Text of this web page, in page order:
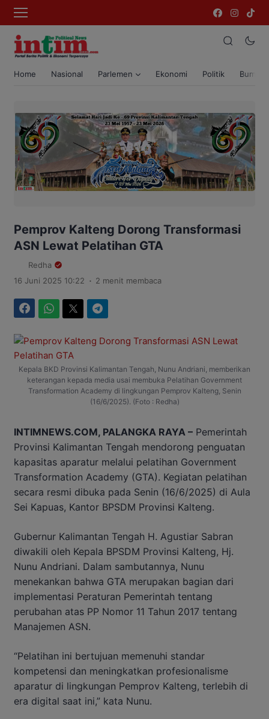
Home Nasional Parlemen Ekonomi Politik Bumi
Pemprov Kalteng Dorong Transformasi
ASN Lewat Pelatihan GTA
Redha
16 Juni 2025 10:22 . 2 menit membaca
Kepala BKD Provinsi Kalimantan Tengah, Nunu Andriani, memberikan
keterangan kepada media usai membuka Pelatihan Government
Transformation Academy di lingkungan Pemprov Kalteng, Senin
(16/6/2025). (Foto : Redha)
INTIMNEWS.COM, PALANGKA RAYA – Pemerintah
Provinsi Kalimantan Tengah mendorong penguatan
kapasitas aparatur melalui pelatihan Government
Transformation Academy (GTA). Kegiatan pelatihan
secara resmi dibuka pada Senin (16/6/2025) di Aula
Sei Kapuas, Kantor BPSDM Provinsi Kalteng.
Gubernur Kalimantan Tengah H. Agustiar Sabran
diwakili oleh Kepala BPSDM Provinsi Kalteng, Hj.
Nunu Andriani. Dalam sambutannya, Nunu
menekankan bahwa GTA merupakan bagian dari
implementasi Peraturan Pemerintah tentang
perubahan atas PP Nomor 11 Tahun 2017 tentang
Manajemen ASN.
“Pelatihan ini bertujuan memenuhi standar
kompetensi dan meningkatkan profesionalisme
aparatur di lingkungan Pemprov Kalteng, terlebih di
era digital saat ini,” kata Nunu.